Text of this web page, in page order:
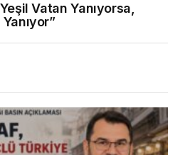
Vatan Yanıyorsa,